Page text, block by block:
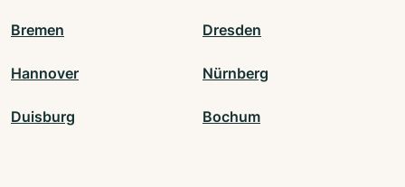
Bremen Dresden
Hannover Nürnberg
Duisburg Bochum